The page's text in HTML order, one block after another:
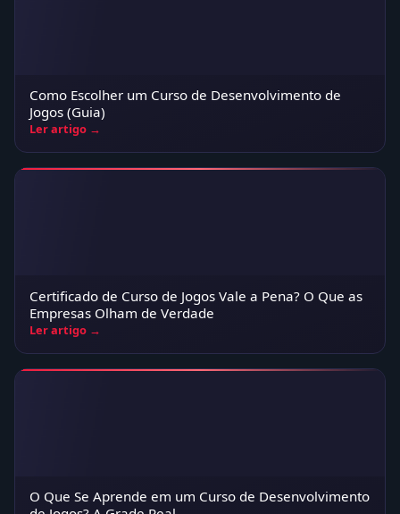
Como Escolher um Curso de Desenvolvimento de
Jogos (Guia)
Ler artigo →
Certificado de Curso de Jogos Vale a Pena? O Que as
Empresas Olham de Verdade
Ler artigo →
O Que Se Aprende em um Curso de Desenvolvimento